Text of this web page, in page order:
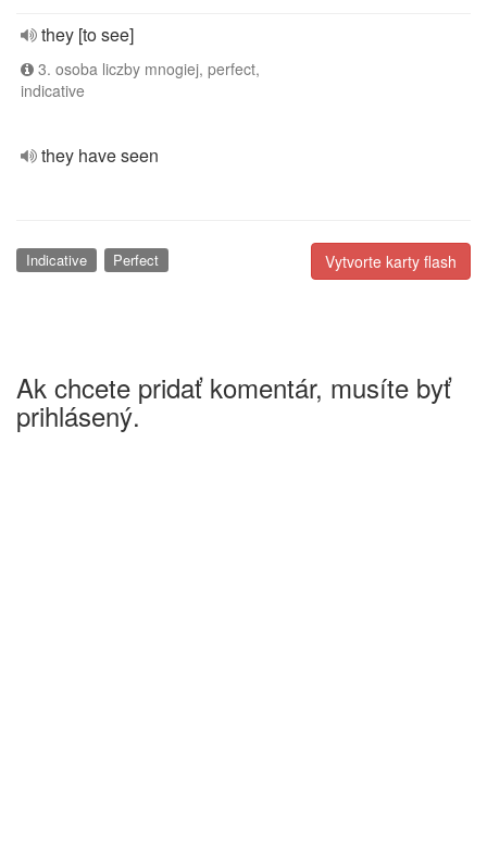
they [to see]
3. osoba liczby mnogiej, perfect,
indicative
they have seen
Vytvorte karty flash
Indicative Perfect
Ak chcete pridať komentár, musíte byť
prihlásený.